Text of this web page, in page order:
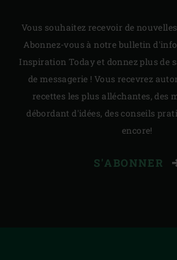
Vous souhaitez recevoir de
Abonnez-vous à notre bulletin
Inspiration Today et donnez plus de
de messagerie ! Vous recevrez
recettes les plus alléchantes, des
débordant d'idées, des conseils
encore!
S'ABONNER